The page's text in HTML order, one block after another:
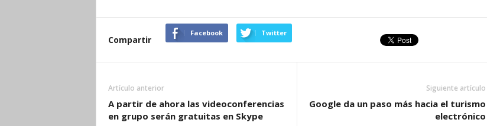
Compartir
Facebook Twitter
Artículo anterior
A partir de ahora las videoconferencias
en grupo serán gratuitas en Skype
Siguiente artículo
Google da un paso más hacia el turismo
electrónico